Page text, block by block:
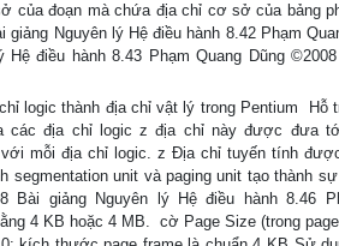
của đoạn mà chứa địa chỉ cơ sở của bảng
giảng Nguyên lý Hệ điều hành 8.42 Phạm
điều hành 8.43 Phạm Quang Dũng
logic thành địa chỉ vật lý trong Pentium 
các địa chỉ logic z địa chỉ này được đưa
mỗi địa chỉ logic. z Địa chỉ tuyến tính
segmentation unit và paging unit tạo thành
Bài giảng Nguyên lý Hệ điều hành 8.46
4 KB hoặc 4 MB.  cờ Page Size (trong